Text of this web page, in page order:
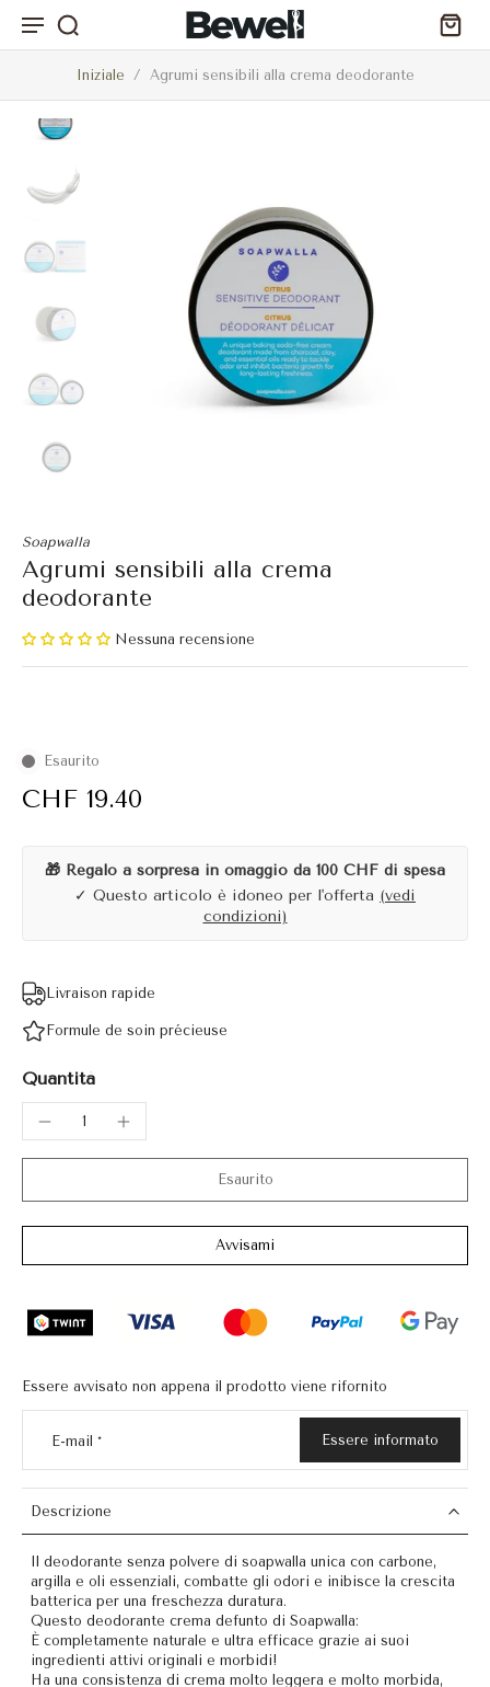
Iniziale / Agrumi sensibili alla crema deodorante
Soapwalla
Agrumi sensibili alla crema
deodorante
Nessuna recensione
Esaurito
CHF 19.40
🎁 Regalo a sorpresa in omaggio da 100 CHF di spesa
✓ Questo articolo è idoneo per l'offerta (vedi
condizioni)
Livraison rapide
Formule de soin précieuse
Quantità
Esaurito
Avvisami
Essere avvisato non appena il prodotto viene rifornito
E-mail * Essere informato
Descrizione
Il deodorante senza polvere di soapwalla unica con carbone,
argilla e oli essenziali, combatte gli odori e inibisce la crescita
batterica per una freschezza duratura.
Questo deodorante crema defunto di Soapwalla:
È completamente naturale e ultra efficace grazie ai suoi
ingredienti attivi originali e morbidi!
Ha una consistenza di crema molto leggera e molto morbida,